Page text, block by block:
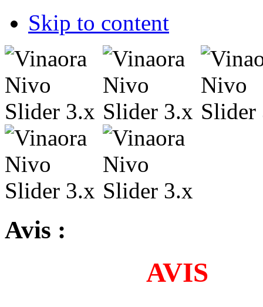
Skip to content
Avis :
AVIS